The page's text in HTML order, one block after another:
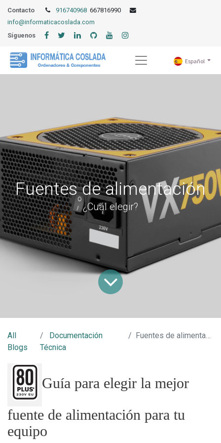
Contacto 916740968 667816990
info@informaticacoslada.com
Síguenos
Español
Fuentes de alimentación
¿Cuál elegir?
All
Blogs
Documentación
Técnica
Fuentes de alimentación
Guía para elegir la mejor
fuente de alimentación para tu
equipo